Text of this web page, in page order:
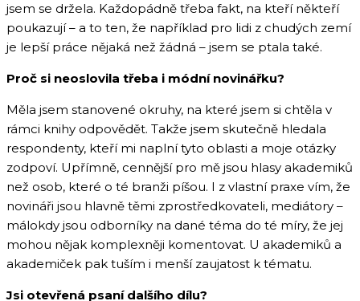
jsem se držela. Každopádně třeba fakt, na kteří někteří
poukazují – a to ten, že například pro lidi z chudých zemí
je lepší práce nějaká než žádná – jsem se ptala také.
Proč si neoslovila třeba i módní novinářku?
Měla jsem stanovené okruhy, na které jsem si chtěla v
rámci knihy odpovědět. Takže jsem skutečně hledala
respondenty, kteří mi naplní tyto oblasti a moje otázky
zodpoví. Upřímně, cennější pro mě jsou hlasy akademiků
než osob, které o té branži píšou. I z vlastní praxe vím, že
novináři jsou hlavně těmi zprostředkovateli, mediátory –
málokdy jsou odborníky na dané téma do té míry, že jej
mohou nějak komplexněji komentovat. U akademiků a
akademiček pak tuším i menší zaujatost k tématu.
Jsi otevřená psaní dalšího dílu?